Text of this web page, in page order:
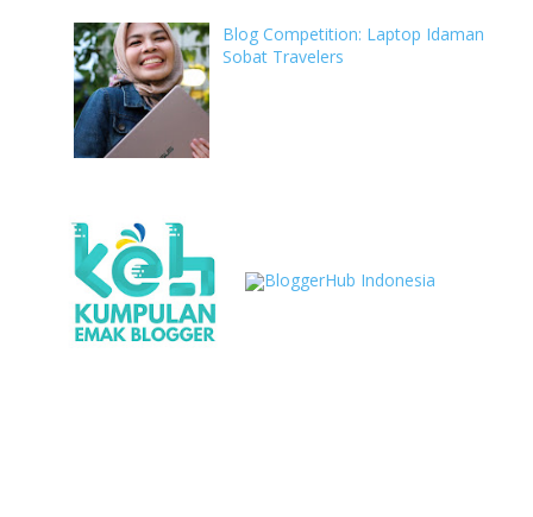
Blog Competition: Laptop Idaman
Sobat Travelers